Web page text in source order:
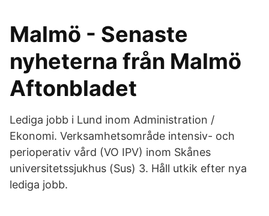
Malmö - Senaste
nyheterna från Malmö
Aftonbladet
Lediga jobb i Lund inom Administration /
Ekonomi. Verksamhetsområde intensiv- och
perioperativ vård (VO IPV) inom Skånes
universitetssjukhus (Sus) 3. Håll utkik efter nya
lediga jobb.